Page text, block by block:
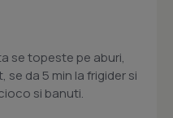
se topeste pe aburi,
da 5 min la frigider si
si banuti.